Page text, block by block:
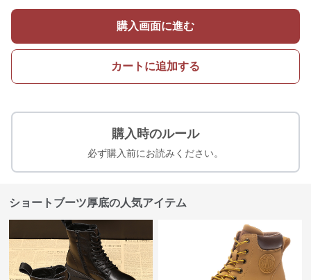
購入画面に進む
カートに追加する
購入時のルール
必ず購入前にお読みください。
ショートブーツ厚底の人気アイテム